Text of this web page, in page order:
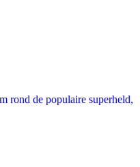
rond de populaire superheld,